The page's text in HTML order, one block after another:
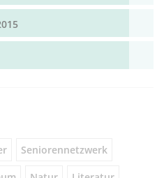
Seniorennetzwerk